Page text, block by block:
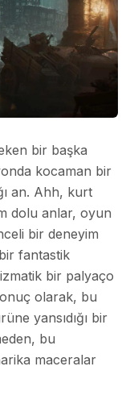
bir başka
kocaman bir
an. Ahh, kurt
dolu anlar, oyun
bir deneyim
fantastik
bir palyaço
olarak, bu
yansıdığı bir
bu
maceralar